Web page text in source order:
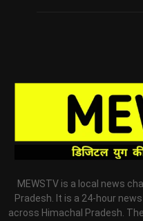
MEWSTV is a local news
Pradesh. It is a 24-hour
across Himachal Pradesh.